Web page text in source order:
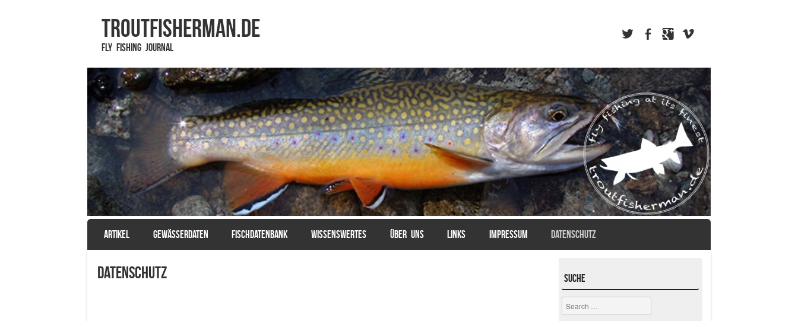
TROUTFISHERMAN.de
Fly Fishing Journal
Menu
SKIP TO CONTENT
ARTIKEL GEWÄSSERDATEN FISCHDATENBANK WISSENSWERTES ÜBER UNS LINKS IMPRESSUM DATENSCHUTZ
Datenschutz Suche
Search